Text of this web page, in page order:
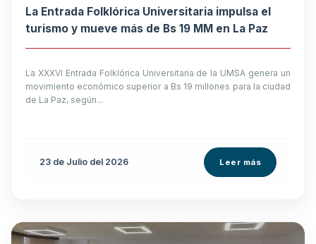
La Entrada Folklórica Universitaria impulsa el
turismo y mueve más de Bs 19 MM en La Paz
La XXXVI Entrada Folklórica Universitaria de la UMSA genera un
movimiento económico superior a Bs 19 millones para la ciudad
de La Paz, según...
23 de Julio del 2026 Leer más